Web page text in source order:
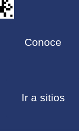
Conoce
Ir a sitios